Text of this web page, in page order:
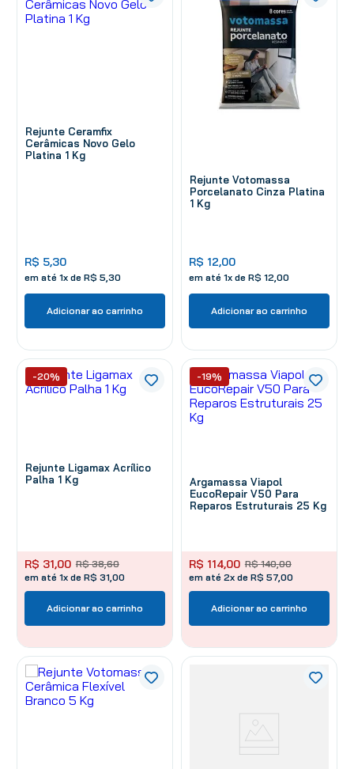
Rejunte Ceramfix
Cerâmicas Novo Gelo
Platina 1 Kg
R$ 5,30
em até 1x de R$ 5,30
Adicionar ao carrinho
Rejunte Votomassa
Porcelanato Cinza Platina
1 Kg
R$ 12,00
em até 1x de R$ 12,00
Adicionar ao carrinho
Rejunte Ligamax Acrílico
Palha 1 Kg
R$ 38,60
R$ 31,00
em até 1x de R$ 31,00
-20%
Adicionar ao carrinho
Argamassa Viapol
EucoRepair V50 Para
Reparos Estruturais 25 Kg
R$ 140,00
R$ 114,00
em até 2x de R$ 57,00
-19%
Adicionar ao carrinho